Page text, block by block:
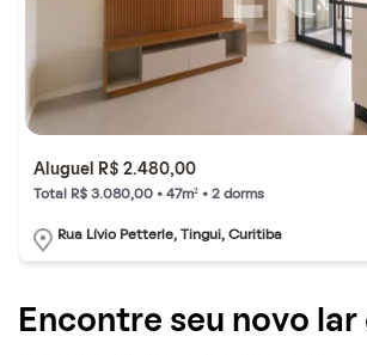
Aluguel R$ 2.480,00
Total R$ 3.080,00 • 47m² • 2 dorms
Rua Lívio Petterle, Tingui, Curitiba
Encontre seu novo lar